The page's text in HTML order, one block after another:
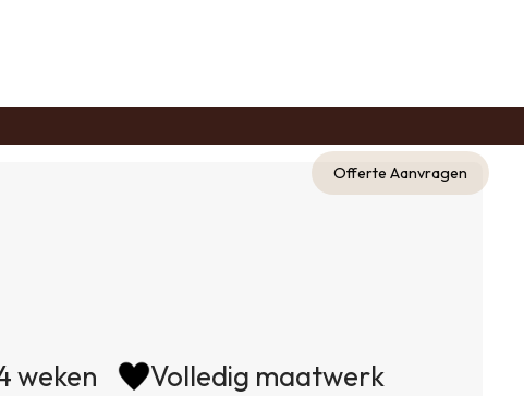
Offerte Aanvragen
weken Volledig maatwerk